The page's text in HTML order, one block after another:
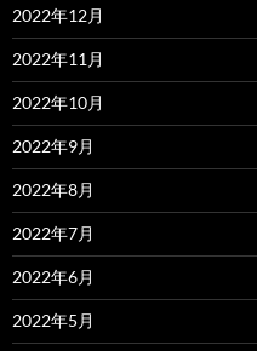
2022年12月
2022年11月
2022年10月
2022年9月
2022年8月
2022年7月
2022年6月
2022年5月